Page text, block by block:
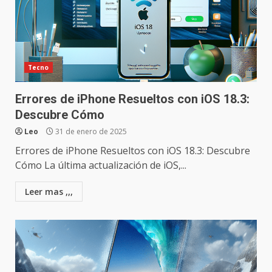
Tecno
Errores de iPhone Resueltos con iOS 18.3:
Descubre Cómo
Leo 31 de enero de 2025
Errores de iPhone Resueltos con iOS 18.3: Descubre
Cómo La última actualización de iOS,...
Leer mas ,,,